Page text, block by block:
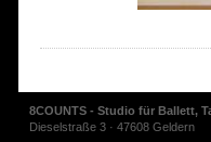
8COUNTS - Studio für Ballett,
Dieselstraße 3 · 47608 Geldern